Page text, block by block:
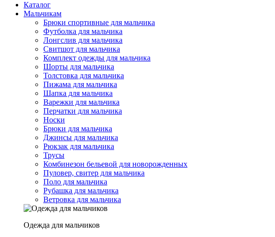
Каталог
Мальчикам
Брюки спортивные для мальчика
Футболка для мальчика
Лонгслив для мальчика
Свитшот для мальчика
Комплект одежды для мальчика
Шорты для мальчика
Толстовка для мальчика
Пижама для мальчика
Шапка для мальчика
Варежки для мальчика
Перчатки для мальчика
Носки
Брюки для мальчика
Джинсы для мальчика
Рюкзак для мальчика
Трусы
Комбинезон бельевой для новорожденных
Пуловер, свитер для мальчика
Поло для мальчика
Рубашка для мальчика
Ветровка для мальчика
Одежда для мальчиков